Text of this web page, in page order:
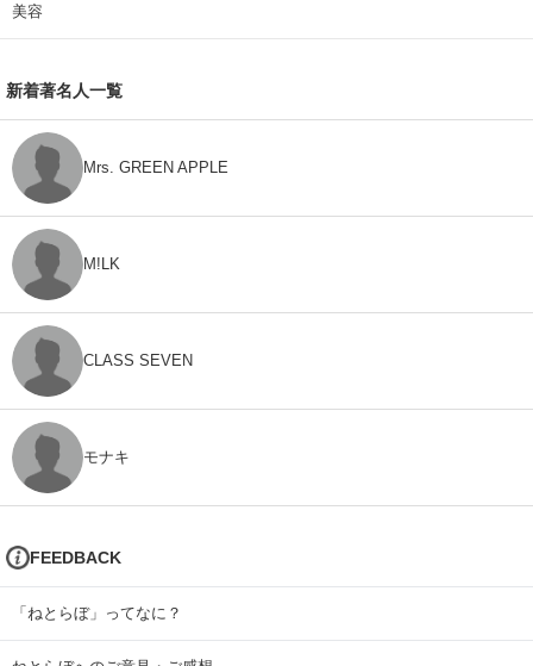
美容
新着著名人一覧
Mrs. GREEN APPLE
M!LK
CLASS SEVEN
モナキ
FEEDBACK
「ねとらぼ」ってなに？